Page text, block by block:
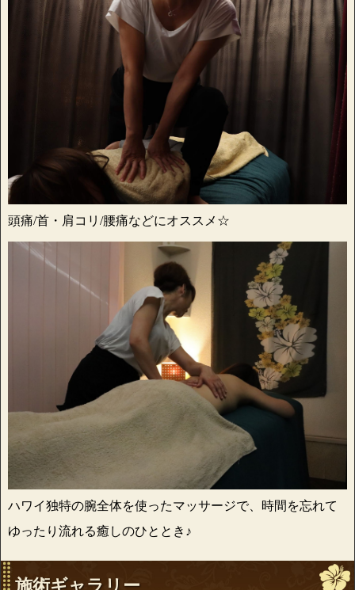
頭痛/首・肩コリ/腰痛などにオススメ☆
ハワイ独特の腕全体を使ったマッサージで、時間を忘れて
ゆったり流れる癒しのひととき♪
施術ギャラリー